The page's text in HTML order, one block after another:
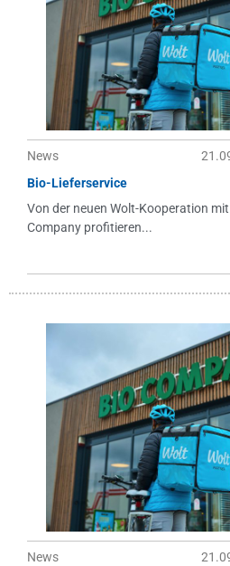
News
Bio-Lieferservice
Von der neuen Wolt-Kooperation
Company profitieren...
News